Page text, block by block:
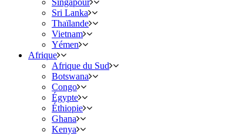
Singapour
Sri Lanka
Thaïlande
Vietnam
Yémen
Afrique
Afrique du Sud
Botswana
Congo
Égypte
Éthiopie
Ghana
Kenya